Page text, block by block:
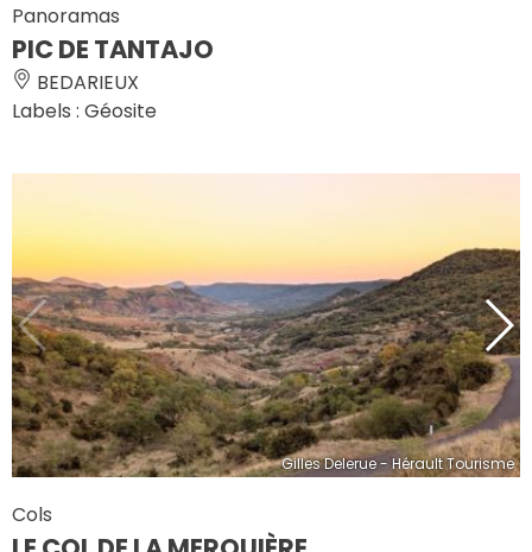
Panoramas
PIC DE TANTAJO
BEDARIEUX
Labels : Géosite
Gilles Delerue - Hérault Tourisme
Cols